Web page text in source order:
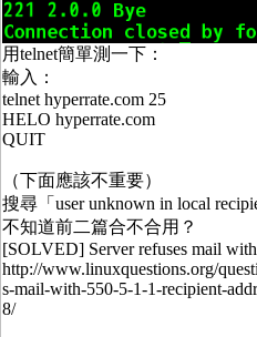
用telnet簡單測一下：
輸入：
telnet hyperrate.com 25
HELO hyperrate.com
QUIT
（下面應該不重要）
搜尋「user unknown in local
不知道前二篇合不合用？
[SOLVED] Server refuses mail
http://www.linuxquestions.org/
s-mail-with-550-5-1-1-recipient-
8/